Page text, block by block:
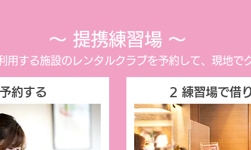
用する施設のレンタルクラブを予約して、現地で
〜 提携練習場 〜
約する ​2 練習場で借